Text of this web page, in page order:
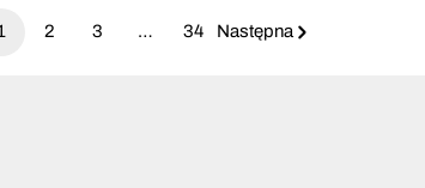
2 3 … 34 Następna